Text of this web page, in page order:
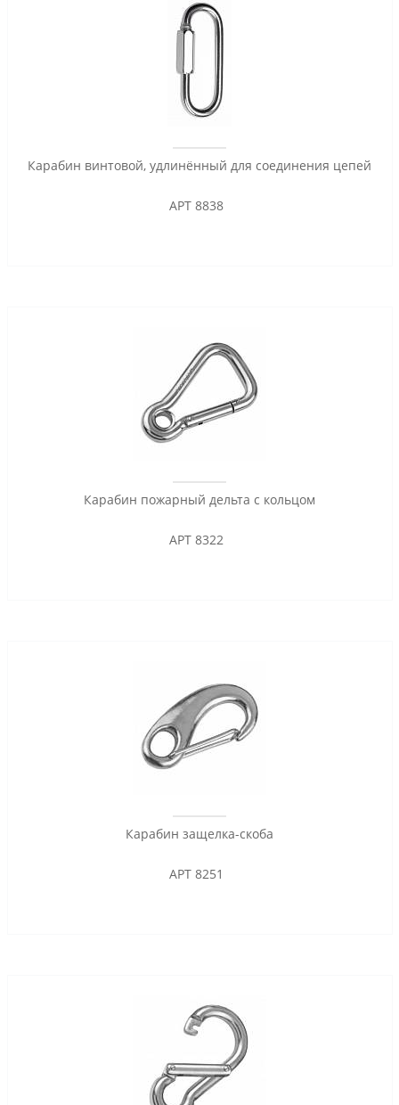
Карабин винтовой, удлинённый для соединения цепей
АРТ 8838
Карабин пожарный дельта с кольцом
АРТ 8322
Карабин защелка-скоба
АРТ 8251